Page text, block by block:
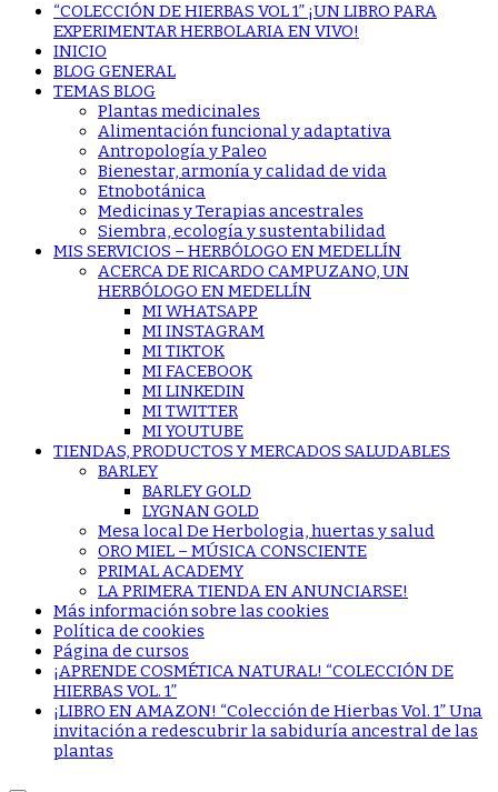
“COLECCIÓN DE HIERBAS VOL 1” ¡UN LIBRO PARA
EXPERIMENTAR HERBOLARIA EN VIVO!
INICIO
BLOG GENERAL
TEMAS BLOG
Plantas medicinales
Alimentación funcional y adaptativa
Antropología y Paleo
Bienestar, armonía y calidad de vida
Etnobotánica
Medicinas y Terapias ancestrales
Siembra, ecología y sustentabilidad
MIS SERVICIOS – HERBÓLOGO EN MEDELLÍN
ACERCA DE RICARDO CAMPUZANO, UN
HERBÓLOGO EN MEDELLÍN
MI WHATSAPP
MI INSTAGRAM
MI TIKTOK
MI FACEBOOK
MI LINKEDIN
MI TWITTER
MI YOUTUBE
TIENDAS, PRODUCTOS Y MERCADOS SALUDABLES
BARLEY
BARLEY GOLD
LYGNAN GOLD
Mesa local De Herbologia, huertas y salud
ORO MIEL – MÚSICA CONSCIENTE
PRIMAL ACADEMY
LA PRIMERA TIENDA EN ANUNCIARSE!
Más información sobre las cookies
Política de cookies
Página de cursos
¡APRENDE COSMÉTICA NATURAL! “COLECCIÓN DE
HIERBAS VOL. 1”
¡LIBRO EN AMAZON! “Colección de Hierbas Vol. 1” Una
invitación a redescubrir la sabiduría ancestral de las
plantas